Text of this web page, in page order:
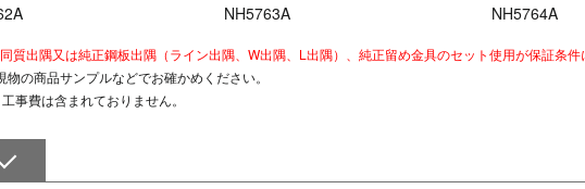
NH5763A
NH5764A
質出隅又は純正鋼板出隅（ライン出隅、W出隅、L出隅）、純正留め金具のセット使用が保証条件
の商品サンプルなどでお確かめください。
事費は含まれておりません。